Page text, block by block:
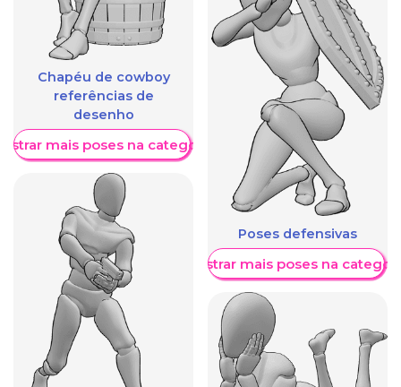
Chapéu de cowboy
referências de
desenho
mais poses na categoria
Poses defensivas
Mostrar mais poses na